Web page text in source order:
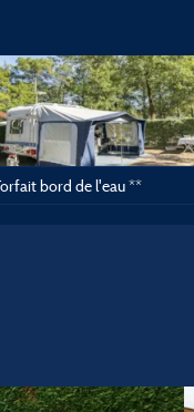
bord de l'eau **